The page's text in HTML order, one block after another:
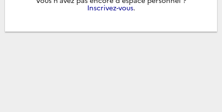
Inscrivez-vous.